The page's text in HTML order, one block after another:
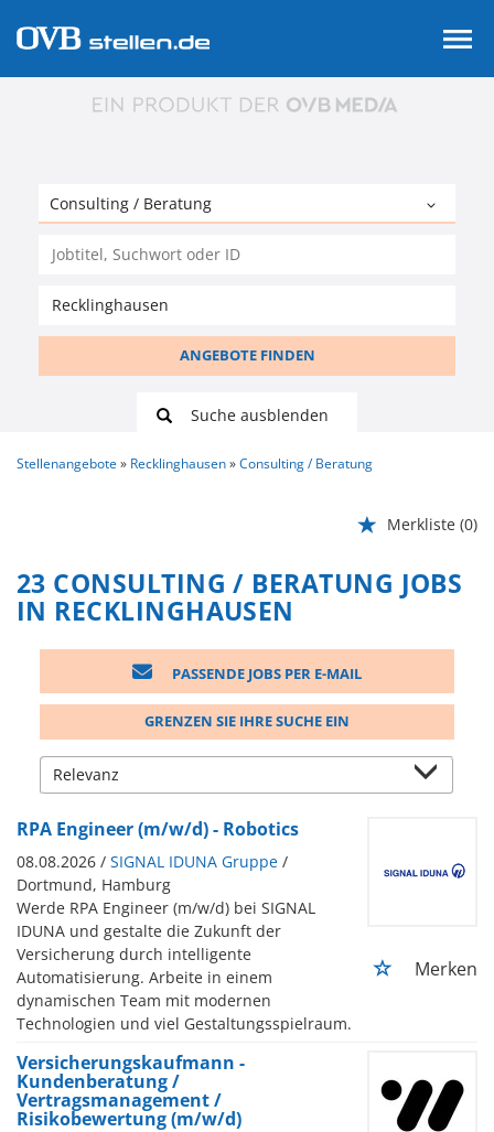
ANGEBOTE FINDEN
Suche ausblenden
Stellenangebote Recklinghausen Consulting / Beratung
Merkliste (0)
23 CONSULTING / BERATUNG JOBS
IN RECKLINGHAUSEN
PASSENDE JOBS PER E-MAIL
GRENZEN SIE IHRE SUCHE EIN
RPA Engineer (m/w/d) - Robotics
08.08.2026 / SIGNAL IDUNA Gruppe /
Dortmund, Hamburg
Werde RPA Engineer (m/w/d) bei SIGNAL
IDUNA und gestalte die Zukunft der
Versicherung durch intelligente
Automatisierung. Arbeite in einem
dynamischen Team mit modernen
Technologien und viel Gestaltungsspielraum.
Merken
Versicherungskaufmann -
Kundenberatung /
Vertragsmanagement /
Risikobewertung (m/w/d)